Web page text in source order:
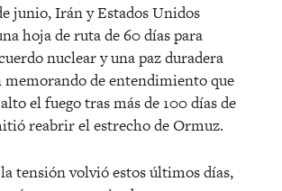
junio, Irán y Estados Unidos
hoja de ruta de 60 días para
nuclear y una paz duradera
memorando de entendimiento que
el fuego tras más de 100 días de
reabrir el estrecho de Ormuz.
tensión volvió estos últimos días,